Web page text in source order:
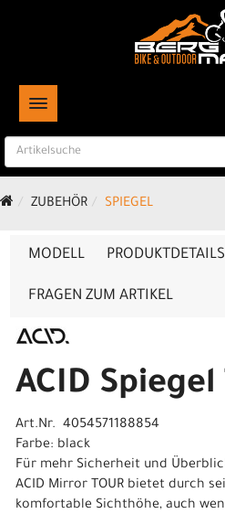
TOGGLE NAVIGATION
ZUBEHÖR SPIEGEL
MODELL PRODUKTDETAILS
FRAGEN ZUM ARTIKEL
ACID Spiegel
Art.Nr. 4054571188854
Farbe: black
Für mehr Sicherheit und
ACID Mirror TOUR bietet durch
komfortable Sichthöhe, auch